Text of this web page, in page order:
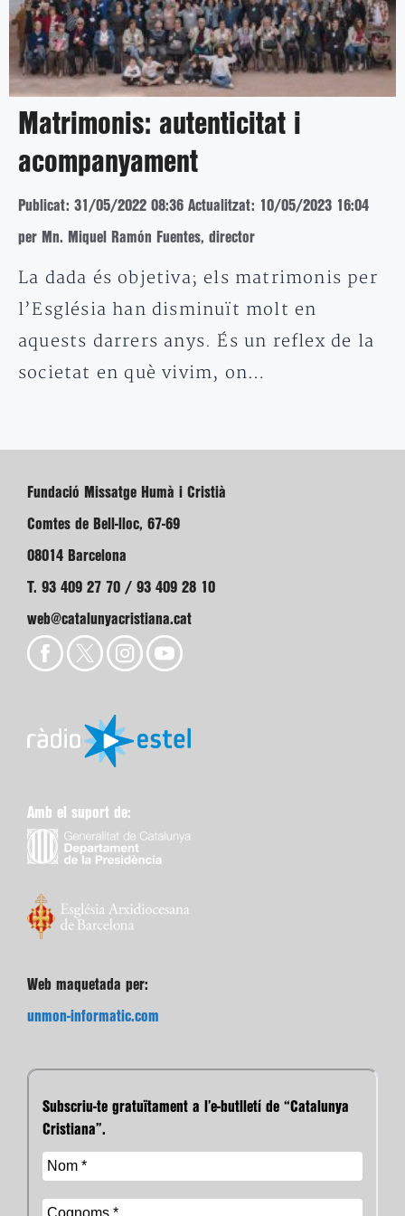
Matrimonis: autenticitat i
acompanyament
Publicat: 31/05/2022 08:36 Actualitzat: 10/05/2023 16:04
per Mn. Miquel Ramón Fuentes, director
La dada és objetiva; els matrimonis per
l’Església han disminuït molt en
aquests darrers anys. És un reflex de la
societat en què vivim, on…
Fundació Missatge Humà i Cristià
Comtes de Bell-lloc, 67-69
08014 Barcelona
T. 93 409 27 70 / 93 409 28 10
web@catalunyacristiana.cat
Amb el suport de:
Web maquetada per:
unmon-informatic.com
Subscriu-te gratuïtament a l’e-butlletí de “Catalunya
Cristiana”.